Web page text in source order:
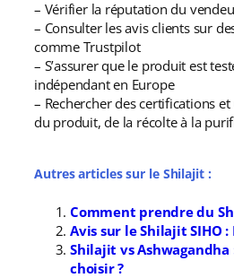
– Vérifier la réputation du
– Consulter les avis clients sur
comme Trustpilot
– S’assurer que le produit est
indépendant en Europe
– Rechercher des certifications
du produit, de la récolte à la
Autres articles sur le Shilajit :
Comment prendre du
Avis sur le Shilajit SIHO :
Shilajit vs
choisir ?